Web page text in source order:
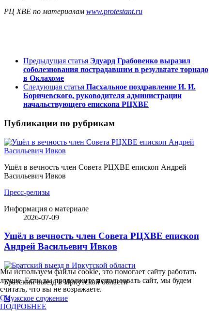
РЦ ХВЕ по материалам www.protestant.ru
Предыдущая статья Эдуард Грабовенко выразил
соболезнования пострадавшим в результате торнадо
в Оклахоме
Следующая статья Пасхальное поздравление И. И.
Боричевского, руководителя администрации
начальствующего епископа РЦХВЕ
Публикации по рубрикам
Ушёл в вечность член Совета РЦХВЕ епископ Андрей
Васильевич Ивков
Пресс-релизы
Информация о материале
2026-07-09
Ушёл в вечность член Совета РЦХВЕ епископ
Андрей Васильевич Ивков
Братский выезд в Иркутской области
Мужское служение
Мы используем файлы cookie, это помогает сайту работать
лучше. Если вы продолжите использовать сайт, мы будем
считать, что вы не возражаете.
Ok
ПОДРОБНЕЕ